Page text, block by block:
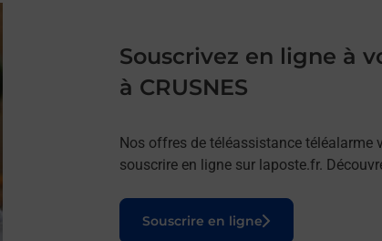
Souscrivez en ligne à
à CRUSNES
Nos offres de téléassistance téléalarme
souscrire en ligne sur laposte.fr.
Souscrire en ligne
Le lien s'ouvre dans un nouvel onglet